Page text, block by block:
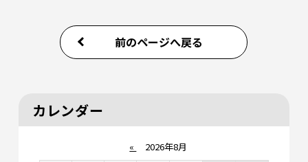
前のページへ戻る
カレンダー
« 2026年8月